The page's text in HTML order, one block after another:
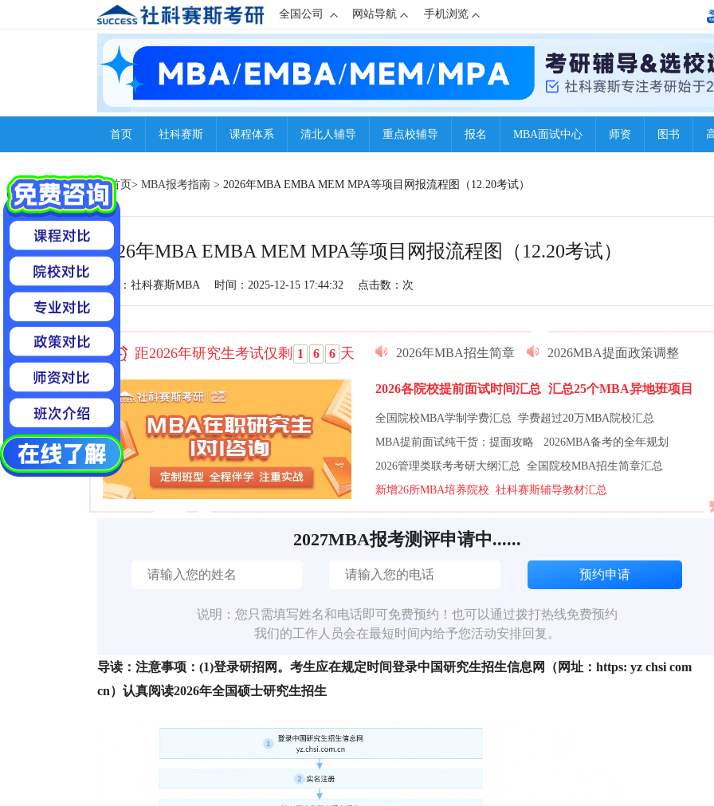
全国公司 网站导航 手机浏览
首页 社科赛斯 课程体系 清北人辅导 重点校辅导 报名 MBA面试中心 师资 图书
首页> MBA报考指南 > 2026年MBA EMBA MEM MPA等项目网报流程图（12.20考试）
2026年MBA EMBA MEM MPA等项目网报流程图（12.20考试）
来源：社科赛斯MBA 时间：2025-12-15 17:44:32 点击数： 次
距2026年研究生考试仅剩 1 6 6 天 2026年MBA招生简章 2026MBA提面政策调整
2026各院校提前面试时间汇总 汇总25个MBA异地班项目
全国院校MBA学制学费汇总 学费超过20万MBA院校汇总
MBA提前面试纯干货：提面攻略
2026MBA备考的全年规划
2026管理类联考考研大纲汇总 全国院校MBA招生简章汇总
新增26所MBA培养院校 社科赛斯辅导教材汇总
2027MBA报考测评申请中......
说明：您只需填写姓名和电话即可免费预约！也可以通过拨打热线免费预约
我们的工作人员会在最短时间内给予您活动安排回复。
导读：注意事项：(1)登录研招网。考生应在规定时间登录中国研究生招生信息网（网址：https: yz chsi com
cn）认真阅读2026年全国硕士研究生招生